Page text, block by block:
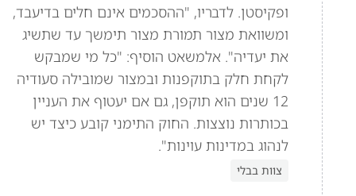
ופקיסטן. לדבריו, "ההסכמים אינם חלים בדיעבד,
ומשוואת מצור תמורת מצור תימשך עד שתשיג
את יעדיה". אלמשאט הוסיף: "כל מי שמבקש
לקחת חלק בתוקפנות ובמצור שמובילה סעודיה
12 שנים הוא תוקפן, גם אם יעטוף את העניין
בכותרות נוצצות. החוק התימני קובע כיצד יש
לנהוג במדינות עוינות".
צוות בבלי